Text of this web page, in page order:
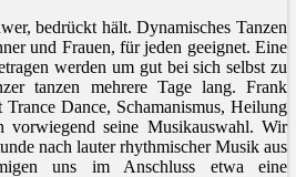
bedrückt hält. Dynamisches Tanzen
und Frauen, für jeden geeignet. Eine
werden um gut bei sich selbst zu
tanzen mehrere Tage lang. Frank
Dance, Schamanismus, Heilung
vorwiegend seine Musikauswahl. Wir
nach lauter rhythmischer Musik aus
uns im Anschluss etwa eine